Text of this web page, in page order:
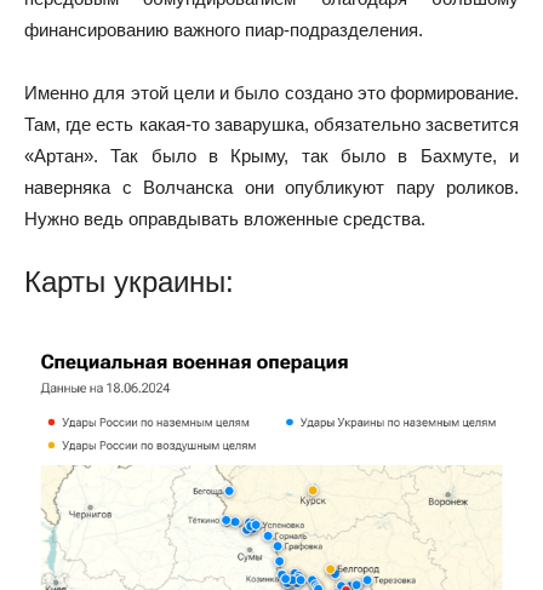
финансированию важного пиар-подразделения.
Именно для этой цели и было создано это формирование.
Там, где есть какая-то заварушка, обязательно засветится
«Артан». Так было в Крыму, так было в Бахмуте, и
наверняка с Волчанска они опубликуют пару роликов.
Нужно ведь оправдывать вложенные средства.
Карты украины: